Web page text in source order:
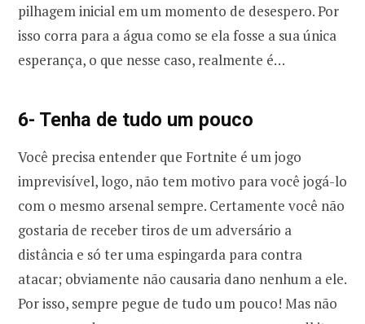
pilhagem inicial em um momento de desespero. Por
isso corra para a água como se ela fosse a sua única
esperança, o que nesse caso, realmente é…
6- Tenha de tudo um pouco
Você precisa entender que Fortnite é um jogo
imprevisível, logo, não tem motivo para você jogá-lo
com o mesmo arsenal sempre. Certamente você não
gostaria de receber tiros de um adversário a
distância e só ter uma espingarda para contra
atacar; obviamente não causaria dano nenhum a ele.
Por isso, sempre pegue de tudo um pouco! Mas não